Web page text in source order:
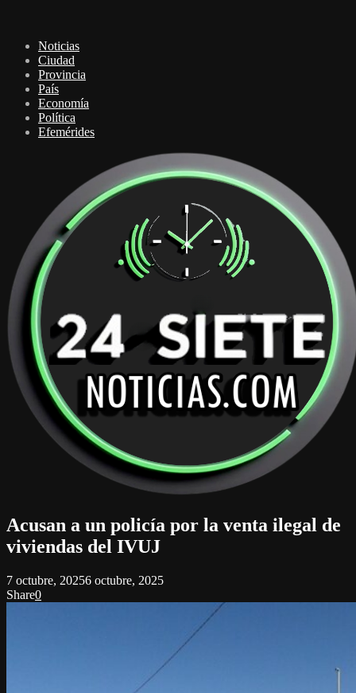
Noticias
Ciudad
Provincia
País
Economía
Política
Efemérides
Acusan a un policía por la venta ilegal de
viviendas del IVUJ
7 octubre, 20256 octubre, 2025
Share0